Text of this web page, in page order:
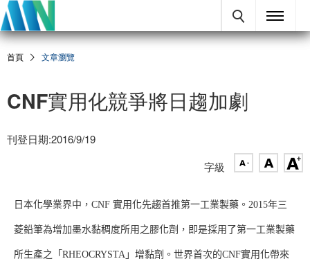
首頁 文章瀏覽
CNF實用化競爭將日趨加劇
刊登日期:2016/9/19
字級
日本化學業界中，CNF 實用化先趨首推第一工業製藥。2015年三
菱鉛筆為增加墨水黏稠度所用之膠化劑，即是採用了第一工業製藥
所生產之「RHEOCRYSTA」增黏劑。世界首次的CNF實用化帶來